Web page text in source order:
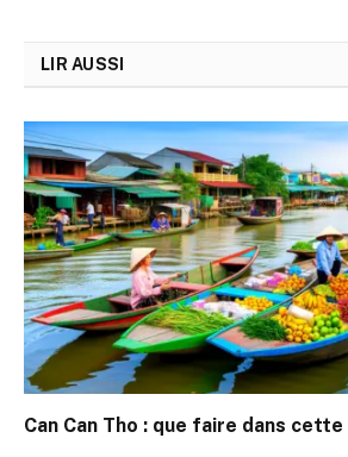
LIR AUSSI
Can Can Tho : que faire dans